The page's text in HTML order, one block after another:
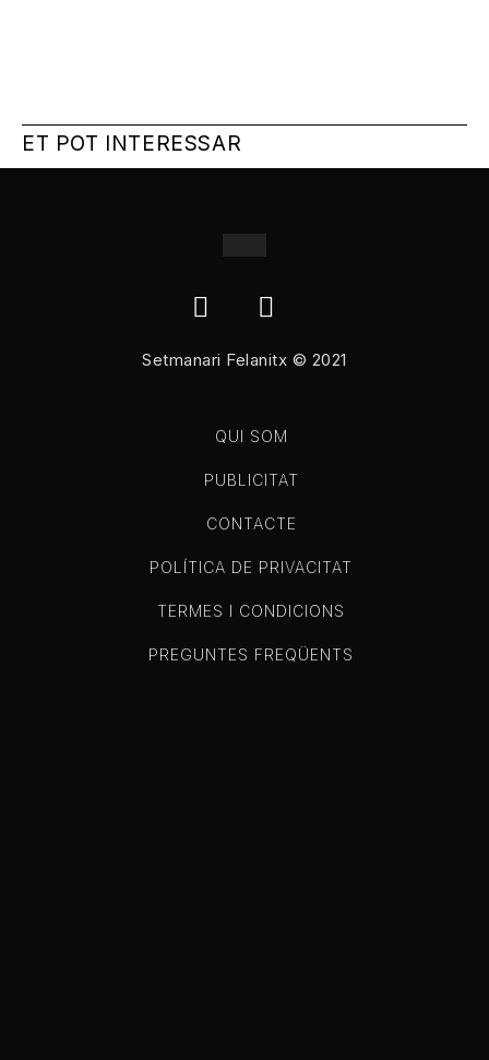
ET POT INTERESSAR
Setmanari Felanitx © 2021
QUI SOM
PUBLICITAT
CONTACTE
POLÍTICA DE PRIVACITAT
TERMES I CONDICIONS
PREGUNTES FREQÜENTS